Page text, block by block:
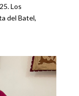
Los
del Batel,